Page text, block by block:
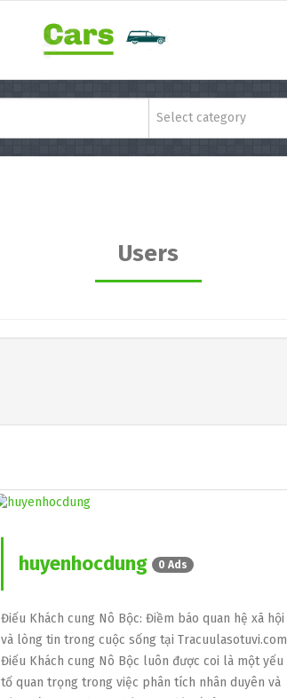
Select category
Users
huyenhocdung 0 Ads
Điếu Khách cung Nô Bộc: Điềm báo quan hệ xã hội
và lòng tin trong cuộc sống tại Tracuulasotuvi.com
Điếu Khách cung Nô Bộc luôn được coi là một yếu
tố quan trọng trong việc phân tích nhân duyên và